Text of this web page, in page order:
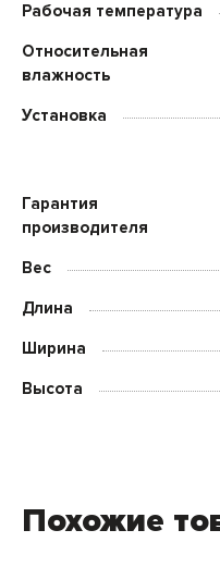
Рабочая температура
Относительная
влажность
Установка
Гарантия
производителя
Вес
Длина
Ширина
Высота
Похожие